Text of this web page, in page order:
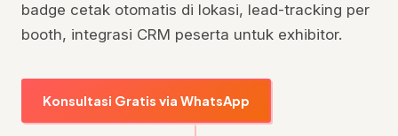
badge cetak otomatis di lokasi, lead-tracking per
booth, integrasi CRM peserta untuk exhibitor.
Konsultasi Gratis via WhatsApp